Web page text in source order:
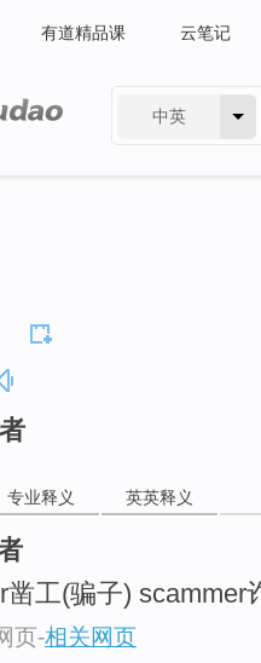
有道精品课 云笔记
中英
专业释义 英英释义
凿工(骗子) scammer
页-相关网页